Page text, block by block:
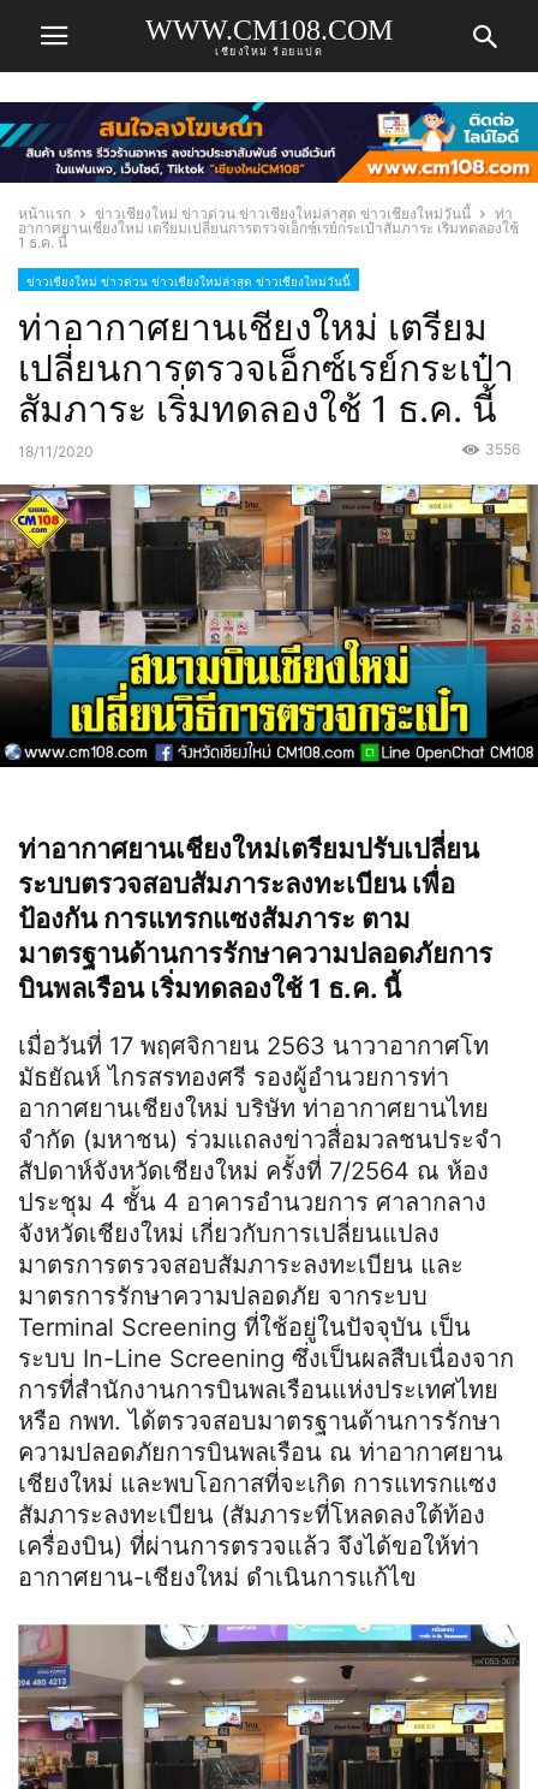
WWW.CM108.COM
เชียงใหม่ ร้อยแปด
หน้าแรก ข่าวเชียงใหม่ ข่าวด่วน ข่าวเชียงใหม่ล่าสุด ข่าวเชียงใหม่วันนี้
ท่า
อากาศยานเชียงใหม่ เตรียมเปลี่ยนการตรวจเอ็กซ์เรย์กระเป๋าสัมภาระ เริ่มทดลองใช้
1 ธ.ค. นี้
ข่าวเชียงใหม่ ข่าวด่วน ข่าวเชียงใหม่ล่าสุด ข่าวเชียงใหม่วันนี้
ท่าอากาศยานเชียงใหม่ เตรียม
เปลี่ยนการตรวจเอ็กซ์เรย์กระเป๋า
สัมภาระ เริ่มทดลองใช้ 1 ธ.ค. นี้
18/11/2020 3556
ท่าอากาศยานเชียงใหม่เตรียมปรับเปลี่ยน
ระบบตรวจสอบสัมภาระลงทะเบียน เพื่อ
ป้องกัน การแทรกแซงสัมภาระ ตาม
มาตรฐานด้านการรักษาความปลอดภัยการ
บินพลเรือน เริ่มทดลองใช้ 1 ธ.ค. นี้
เมื่อวันที่ 17 พฤศจิกายน 2563 นาวาอากาศโท
มัธยัณห์ ไกรสรทองศรี รองผู้อำนวยการท่า
อากาศยานเชียงใหม่ บริษัท ท่าอากาศยานไทย
จำกัด (มหาชน) ร่วมแถลงข่าวสื่อมวลชนประจำ
สัปดาห์จังหวัดเชียงใหม่ ครั้งที่ 7/2564 ณ ห้อง
ประชุม 4 ชั้น 4 อาคารอำนวยการ ศาลากลาง
จังหวัดเชียงใหม่ เกี่ยวกับการเปลี่ยนแปลง
มาตรการตรวจสอบสัมภาระลงทะเบียน และ
มาตรการรักษาความปลอดภัย จากระบบ
Terminal Screening ที่ใช้อยู่ในปัจจุบัน เป็น
ระบบ In-Line Screening ซึ่งเป็นผลสืบเนื่องจาก
การที่สำนักงานการบินพลเรือนแห่งประเทศไทย
หรือ กพท. ได้ตรวจสอบมาตรฐานด้านการรักษา
ความปลอดภัยการบินพลเรือน ณ ท่าอากาศยาน
เชียงใหม่ และพบโอกาสที่จะเกิด การแทรกแซง
สัมภาระลงทะเบียน (สัมภาระที่โหลดลงใต้ท้อง
เครื่องบิน) ที่ผ่านการตรวจแล้ว จึงได้ขอให้ท่า
อากาศยาน-เชียงใหม่ ดำเนินการแก้ไข